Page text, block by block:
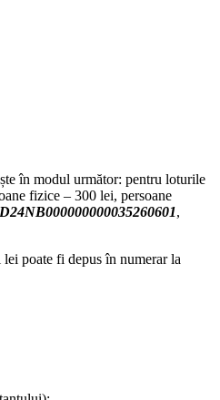
în modul următor: pentru loturile
fizice – 300 lei, persoane
,
poate fi depus în numerar la